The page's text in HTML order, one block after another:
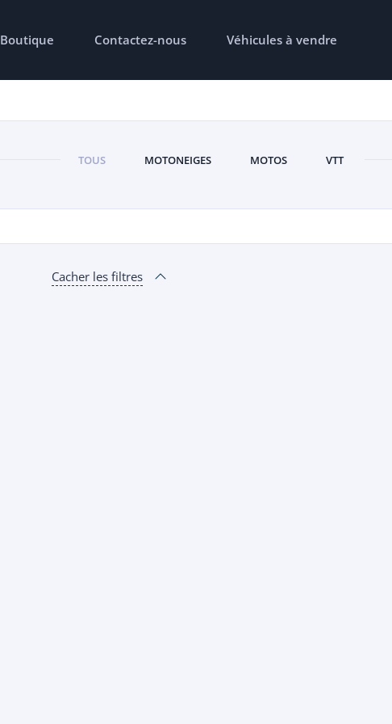
Boutique Contactez-nous Véhicules à vendre
TOUS MOTONEIGES MOTOS VTT
Cacher les filtres